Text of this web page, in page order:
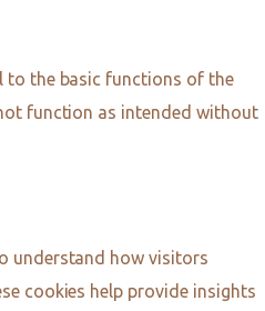
to the basic functions of the
function as intended without
understand how visitors
cookies help provide insights